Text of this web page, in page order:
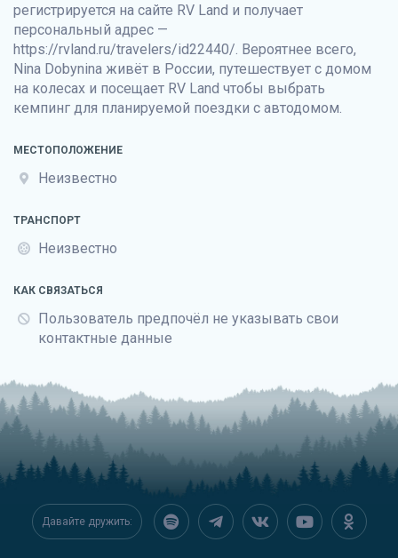
регистрируется на сайте RV Land и получает
персональный адрес —
https://rvland.ru/travelers/id22440/. Вероятнее всего,
Nina Dobynina живёт в России, путешествует с домом
на колесах и посещает RV Land чтобы выбрать
кемпинг для планируемой поездки с автодомом.
МЕСТОПОЛОЖЕНИЕ
Неизвестно
ТРАНСПОРТ
Неизвестно
КАК СВЯЗАТЬСЯ
Пользователь предпочёл не указывать свои
контактные данные
Давайте дружить: